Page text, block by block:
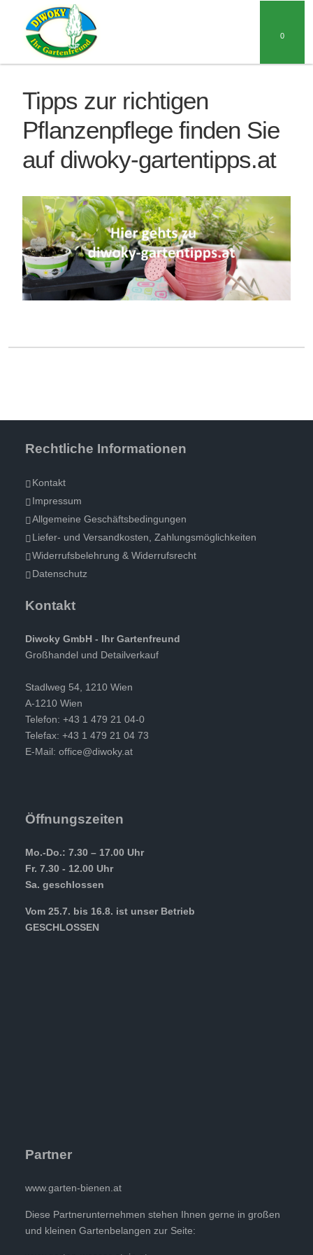
0
Tipps zur richtigen
Pflanzenpflege finden Sie
auf diwoky-gartentipps.at
Rechtliche Informationen
Kontakt
Impressum
Allgemeine Geschäftsbedingungen
Liefer- und Versandkosten, Zahlungsmöglichkeiten
Widerrufsbelehrung & Widerrufsrecht
Datenschutz
Kontakt
Diwoky GmbH - Ihr Gartenfreund
Großhandel und Detailverkauf
Stadlweg 54, 1210 Wien
A-1210 Wien
Telefon: +43 1 479 21 04-0
Telefax: +43 1 479 21 04 73
E-Mail: office@diwoky.at
Öffnungszeiten
Mo.-Do.: 7.30 – 17.00 Uhr
Fr. 7.30 - 12.00 Uhr
Sa. geschlossen
Vom 25.7. bis 16.8. ist unser Betrieb
GESCHLOSSEN
Partner
www.garten-bienen.at
Diese Partnerunternehmen stehen Ihnen gerne in großen
und kleinen Gartenbelangen zur Seite: